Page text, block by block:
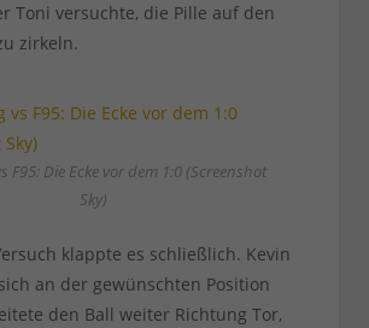
Toni versuchte, die Pille auf den
zirkeln.
F95: Die Ecke vor dem 1:0 (Screenshot
Sky)
klappte es schließlich. Kevin
an der gewünschten Position
den Ball weiter Richtung Tor,